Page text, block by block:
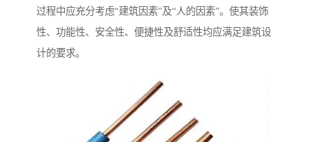
过程中应充分考虑“建筑因素”及“人的因素”。使其装饰
性、功能性、安全性、便捷性及舒适性均应满足建筑设
计的要求。